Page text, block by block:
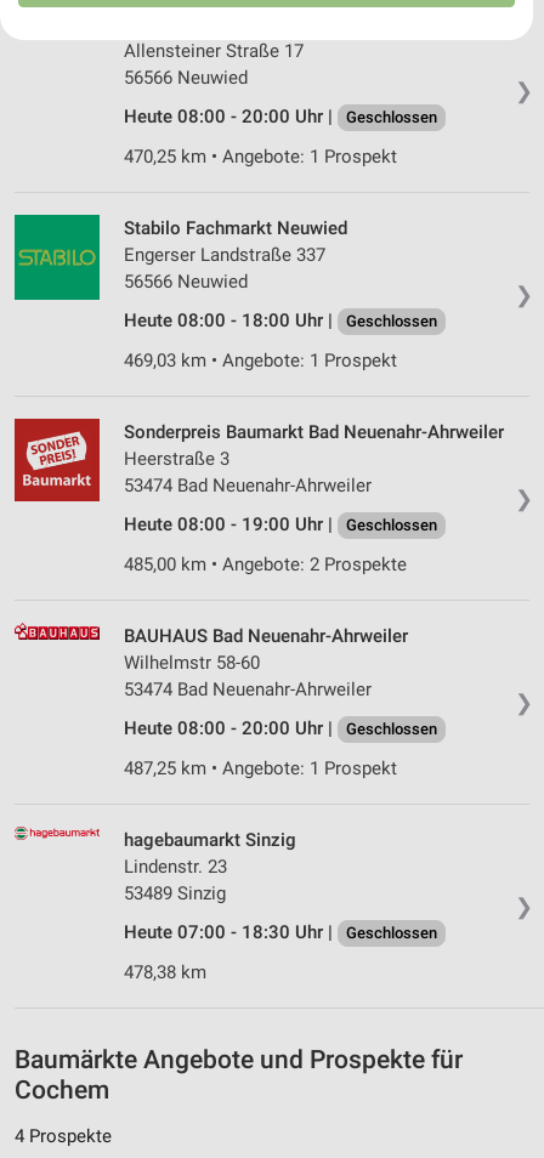
❯
Allensteiner Straße 17
56566 Neuwied
Heute 08:00 - 20:00 Uhr |
Geschlossen
470,25 km • Angebote: 1 Prospekt
❯
Stabilo Fachmarkt Neuwied
Engerser Landstraße 337
56566 Neuwied
Heute 08:00 - 18:00 Uhr |
Geschlossen
469,03 km • Angebote: 1 Prospekt
❯
Sonderpreis Baumarkt Bad Neuenahr-Ahrweiler
Heerstraße 3
53474 Bad Neuenahr-Ahrweiler
Heute 08:00 - 19:00 Uhr |
Geschlossen
485,00 km • Angebote: 2 Prospekte
❯
BAUHAUS Bad Neuenahr-Ahrweiler
Wilhelmstr 58-60
53474 Bad Neuenahr-Ahrweiler
Heute 08:00 - 20:00 Uhr |
Geschlossen
487,25 km • Angebote: 1 Prospekt
❯
hagebaumarkt Sinzig
Lindenstr. 23
53489 Sinzig
Heute 07:00 - 18:30 Uhr |
Geschlossen
478,38 km
Baumärkte Angebote und Prospekte für
Cochem
4 Prospekte
Website/App.
Partnerliste anzeigen (1 IAB-Anbieter)
Wir nutzen Ihre Daten für folgende Zwecke:
Verwendung reduzierter Daten zur Auswahl von
Werbeanzeigen
Erstellung von Profilen für personalisierte
Erstellung von Profilen zur Personalisierung
von Inhalten
Verwendung von Profilen zur Auswahl
Messung der Performance von Inhalten
Analyse von Zielgruppen durch Statistiken oder
Kombinationen von Daten aus verschiedenen
Verwendung reduzierter Daten zur Auswahl von
IAB-Besonderheiten:
Verwendung genauer Standortdaten
Geräte anhand von aktiv angeforderten
Nicht-IAB-Verarbeitungszwecke:
Notwendig
Performance